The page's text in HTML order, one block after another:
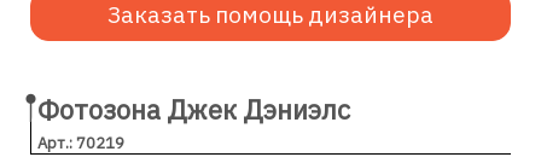
Заказать помощь дизайнера
Фотозона Джек Дэниэлс
Арт.: 70219